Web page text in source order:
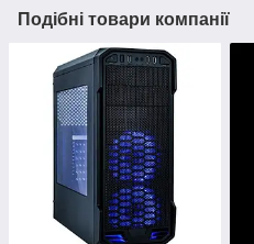
Подібні товари компанії